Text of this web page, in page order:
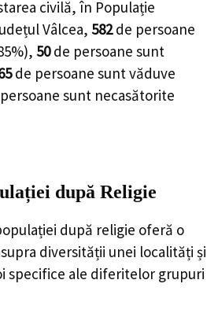
civilă, în Populație
Vâlcea, 582 de persoane
), 50 de persoane sunt
de persoane sunt văduve
persoane sunt necasătorite
după Religie
după religie oferă o
diversității unei localități și
specifice ale diferitelor grupuri